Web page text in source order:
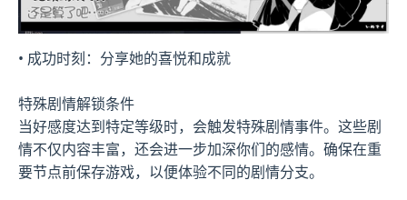
• 成功时刻：分享她的喜悦和成就
特殊剧情解锁条件
当好感度达到特定等级时，会触发特殊剧情事件。这些剧
情不仅内容丰富，还会进一步加深你们的感情。确保在重
要节点前保存游戏，以便体验不同的剧情分支。